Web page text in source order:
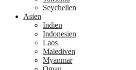
Seychellen
Asien
Indien
Indonesien
Laos
Malediven
Myanmar